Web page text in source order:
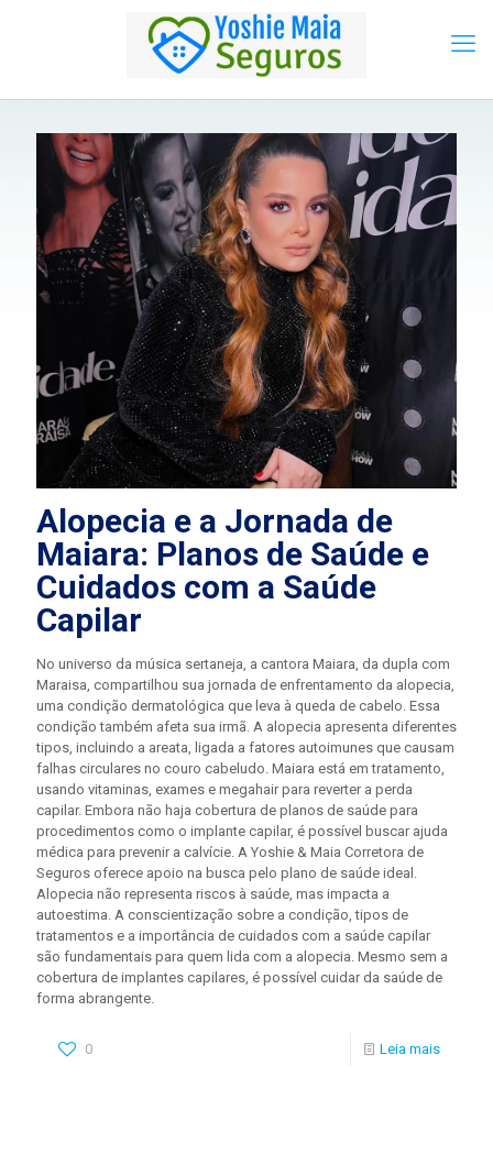
Alopecia e a Jornada de
Maiara: Planos de Saúde e
Cuidados com a Saúde
Capilar
No universo da música sertaneja, a cantora Maiara, da dupla com
Maraisa, compartilhou sua jornada de enfrentamento da alopecia,
uma condição dermatológica que leva à queda de cabelo. Essa
condição também afeta sua irmã. A alopecia apresenta diferentes
tipos, incluindo a areata, ligada a fatores autoimunes que causam
falhas circulares no couro cabeludo. Maiara está em tratamento,
usando vitaminas, exames e megahair para reverter a perda
capilar. Embora não haja cobertura de planos de saúde para
procedimentos como o implante capilar, é possível buscar ajuda
médica para prevenir a calvície. A Yoshie & Maia Corretora de
Seguros oferece apoio na busca pelo plano de saúde ideal.
Alopecia não representa riscos à saúde, mas impacta a
autoestima. A conscientização sobre a condição, tipos de
tratamentos e a importância de cuidados com a saúde capilar
são fundamentais para quem lida com a alopecia. Mesmo sem a
cobertura de implantes capilares, é possível cuidar da saúde de
forma abrangente.
0 Leia mais